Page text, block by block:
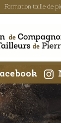
Formation taille de